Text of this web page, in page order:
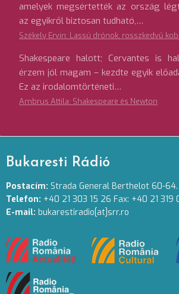
amelyek megsértették az ország
az egyikről biztosan tudható,…
Székely Ervin: Lassú drónok, rosszkedvű
Shakespeare halott; Cervantes is
érzem jól magam – kezdte egyik
Ez az irodalomtörténeti…
Ambrus Attila: Shakespeare és Newton
Bukaresti Rádió
Postacím: Strada General Berthelot 60-64.
Telefon: +40 21 303 15 26 Fax: +40 21 319
E-mail: bukarestiradio[at]srr.ro